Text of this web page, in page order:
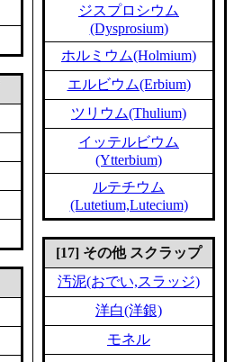
ジスプロシウム
(Dysprosium)
ホルミウム(Holmium)
エルビウム(Erbium)
ツリウム(Thulium)
イッテルビウム
(Ytterbium)
ルテチウム
(Lutetium,Lutecium)
[17] その他 スクラップ
汚泥(おでい,スラッジ)
洋白(洋銀)
モネル